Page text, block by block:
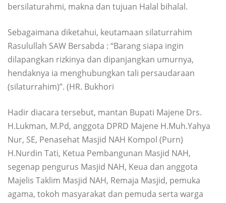
bersilaturahmi, makna dan tujuan Halal bihalal.
Sebagaimana diketahui, keutamaan silaturrahim
Rasulullah SAW Bersabda : “Barang siapa ingin
dilapangkan rizkinya dan dipanjangkan umurnya,
hendaknya ia menghubungkan tali persaudaraan
(silaturrahim)”. (HR. Bukhori
Hadir diacara tersebut, mantan Bupati Majene Drs.
H.Lukman, M.Pd, anggota DPRD Majene H.Muh.Yahya
Nur, SE, Penasehat Masjid NAH Kompol (Purn)
H.Nurdin Tati, Ketua Pembangunan Masjid NAH,
segenap pengurus Masjid NAH, Keua dan anggota
Majelis Taklim Masjid NAH, Remaja Masjid, pemuka
agama, tokoh masyarakat dan pemuda serta warga